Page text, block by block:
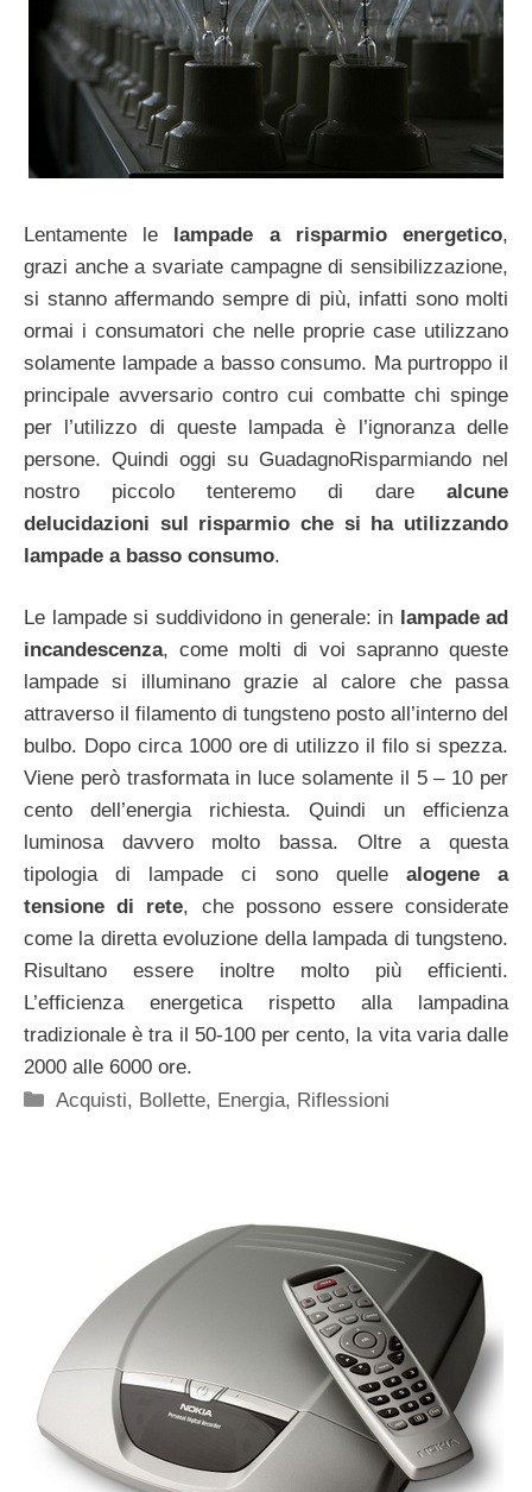
Lentamente le lampade a risparmio energetico,
grazi anche a svariate campagne di sensibilizzazione,
si stanno affermando sempre di più, infatti sono molti
ormai i consumatori che nelle proprie case utilizzano
solamente lampade a basso consumo. Ma purtroppo il
principale avversario contro cui combatte chi spinge
per l’utilizzo di queste lampada è l’ignoranza delle
persone. Quindi oggi su GuadagnoRisparmiando nel
nostro piccolo tenteremo di dare alcune
delucidazioni sul risparmio che si ha utilizzando
lampade a basso consumo.
Le lampade si suddividono in generale: in lampade ad
incandescenza, come molti di voi sapranno queste
lampade si illuminano grazie al calore che passa
attraverso il filamento di tungsteno posto all’interno del
bulbo. Dopo circa 1000 ore di utilizzo il filo si spezza.
Viene però trasformata in luce solamente il 5 – 10 per
cento dell’energia richiesta. Quindi un efficienza
luminosa davvero molto bassa. Oltre a questa
tipologia di lampade ci sono quellealogene a
tensione di rete, che possono essere considerate
come la diretta evoluzione della lampada di tungsteno.
Risultano essere inoltre molto più efficienti.
L’efficienza energetica rispetto alla lampadina
tradizionale è tra il 50-100 per cento, la vita varia dalle
2000 alle 6000 ore.
Categorie
Acquisti, Bollette, Energia, Riflessioni